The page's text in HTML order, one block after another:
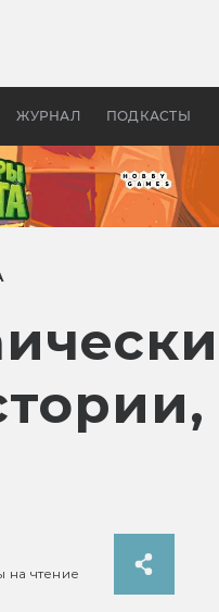
ЖУРНАЛ ПОДКАСТЫ
бы «Властелина колец»
на чтение